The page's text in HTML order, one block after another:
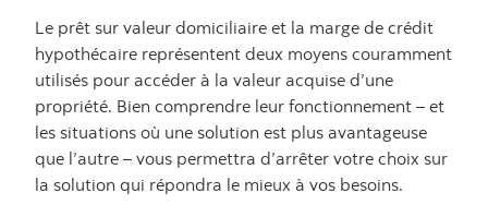
Le prêt sur valeur domiciliaire et la marge de crédit
hypothécaire représentent deux moyens couramment
utilisés pour accéder à la valeur acquise d’une
propriété. Bien comprendre leur fonctionnement – et
les situations où une solution est plus avantageuse
que l’autre – vous permettra d’arrêter votre choix sur
la solution qui répondra le mieux à vos besoins.